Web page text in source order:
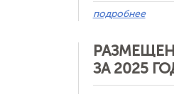
подробнее
ЗА 2025